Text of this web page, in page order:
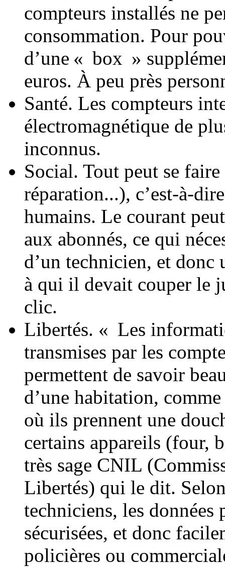
compteurs installés ne
consommation. Pour
d’une « box »
euros. À peu près
Santé. Les compteurs
électromagnétique de
inconnus.
Social. Tout peut se
réparation...), c’est-à-
humains. Le courant
aux abonnés, ce qui
d’un technicien, et donc
à qui il devait couper le
clic.
Libertés. « Les
transmises par les
permettent de savoir
d’une habitation,
où ils prennent une
certains appareils (four,
très sage CNIL
Libertés) qui le dit.
techniciens, les données
sécurisées, et donc
policières ou